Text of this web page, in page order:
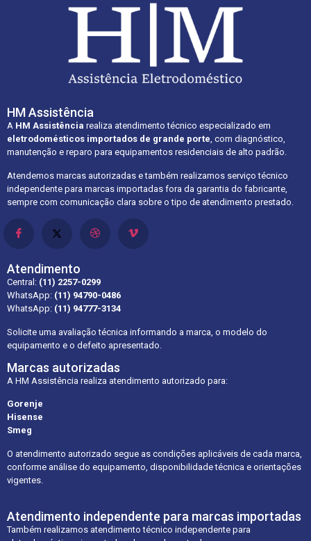
HM Assistência
A HM Assistência realiza atendimento técnico especializado em
eletrodomésticos importados de grande porte, com diagnóstico,
manutenção e reparo para equipamentos residenciais de alto padrão.
Atendemos marcas autorizadas e também realizamos serviço técnico
independente para marcas importadas fora da garantia do fabricante,
sempre com comunicação clara sobre o tipo de atendimento prestado.
Atendimento
Central: (11) 2257-0299
WhatsApp: (11) 94790-0486
WhatsApp: (11) 94777-3134
Solicite uma avaliação técnica informando a marca, o modelo do
equipamento e o defeito apresentado.
Marcas autorizadas
A HM Assistência realiza atendimento autorizado para:
Gorenje
Hisense
Smeg
O atendimento autorizado segue as condições aplicáveis de cada marca,
conforme análise do equipamento, disponibilidade técnica e orientações
vigentes.
Atendimento independente para marcas importadas
Também realizamos atendimento técnico independente para